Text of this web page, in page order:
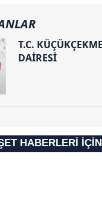
T.C.
DAİRESİ
HABERLERİ